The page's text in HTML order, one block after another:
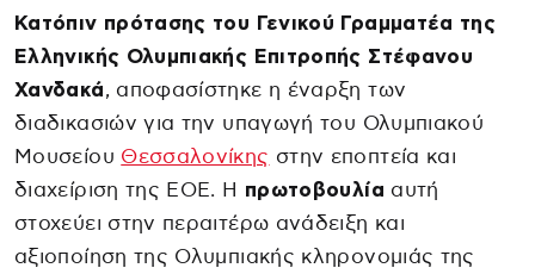
Κατόπιν πρότασης του Γενικού Γραμματέα της
Ελληνικής Ολυμπιακής Επιτροπής Στέφανου
Χανδακά, αποφασίστηκε η έναρξη των
διαδικασιών για την υπαγωγή του Ολυμπιακού
Μουσείου Θεσσαλονίκης στην εποπτεία και
διαχείριση της ΕΟΕ. Η πρωτοβουλία αυτή
στοχεύει στην περαιτέρω ανάδειξη και
αξιοποίηση της Ολυμπιακής κληρονομιάς της